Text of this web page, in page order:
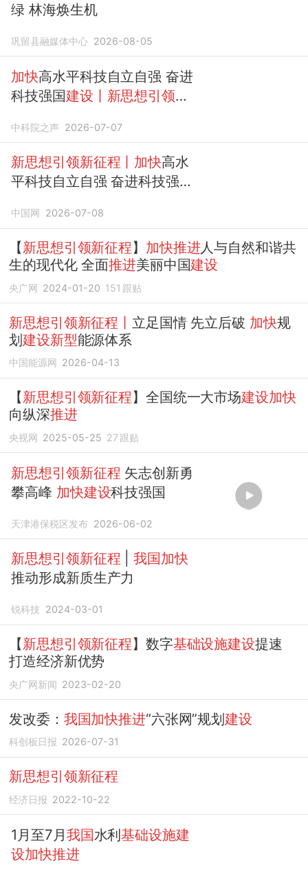
绿 林海焕生机
巩留县融媒体中心 2026-08-05
加快高水平科技自立自强 奋进
科技强国建设丨新思想引领新
中科院之声 2026-07-07
新思想引领新征程丨加快高水
平科技自立自强 奋进科技强国
中国网 2026-07-08
【新思想引领新征程】 加快推进人与自然和谐共
生的现代化 全面推进美丽中国建设
央广网 2024-01-20 151 跟贴
新思想引领新征程丨 立足国情 先立后破 加快规
划建设新型能源体系
中国能源网 2026-04-13
【新思想引领新征程】全国统一大市场建设加快
向纵深推进
央视网 2025-05-25 27 跟贴
新思想引领新征程 矢志创新勇
攀高峰 加快建设科技强国
天津港保税区发布 2026-06-02
新思想引领新征程 |我国加快
推动形成新质生产力
锐科技 2024-03-01
【新思想引领新征程】数字基础设施建设提速
打造经济新优势
央广网新闻 2023-02-20
发改委： 我国加快推进“六张网”规划建设
科创板日报 2026-07-31
新思想引领新征程
经济日报 2022-10-22
1月至7月我国水利基础设施建
设加快推进